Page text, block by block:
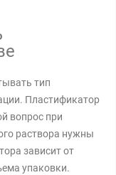
тип
Пластификатор
вопрос при
раствора нужны
зависит от
упаковки.